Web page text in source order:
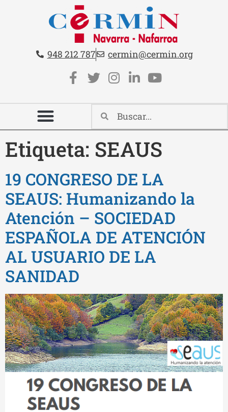
Contacto cabecera
Teléfono:
948 212 787 Email:
cermin@cermin.org
Redes sociales cabecera
Etiqueta: SEAUS
19 CONGRESO DE LA
SEAUS: Humanizando la
Atención – SOCIEDAD
ESPAÑOLA DE ATENCIÓN
AL USUARIO DE LA
SANIDAD